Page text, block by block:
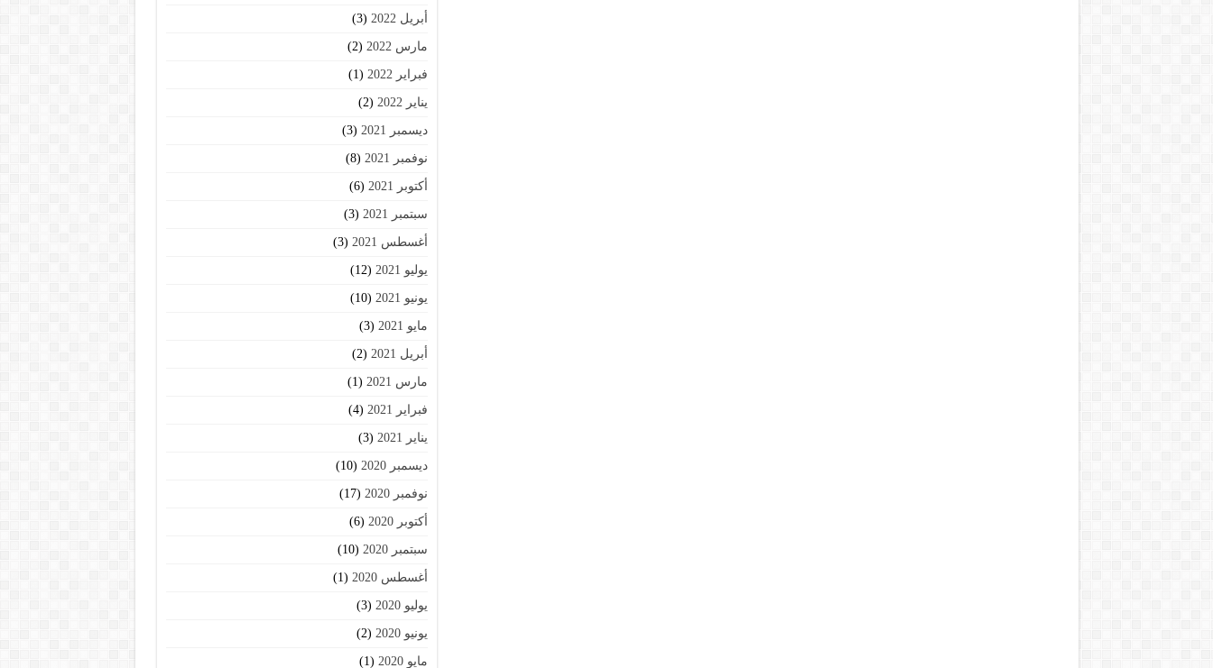
أبريل 2022 (3)
مارس 2022 (2)
فبراير 2022 (1)
يناير 2022 (2)
ديسمبر 2021 (3)
نوفمبر 2021 (8)
أكتوبر 2021 (6)
سبتمبر 2021 (3)
أغسطس 2021 (3)
يوليو 2021 (12)
يونيو 2021 (10)
مايو 2021 (3)
أبريل 2021 (2)
مارس 2021 (1)
فبراير 2021 (4)
يناير 2021 (3)
ديسمبر 2020 (10)
نوفمبر 2020 (17)
أكتوبر 2020 (6)
سبتمبر 2020 (10)
أغسطس 2020 (1)
يوليو 2020 (3)
يونيو 2020 (2)
مايو 2020 (1)